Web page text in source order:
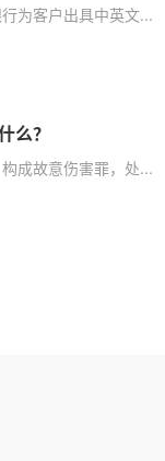
为客户出具中英文...
么？
成故意伤害罪，处...